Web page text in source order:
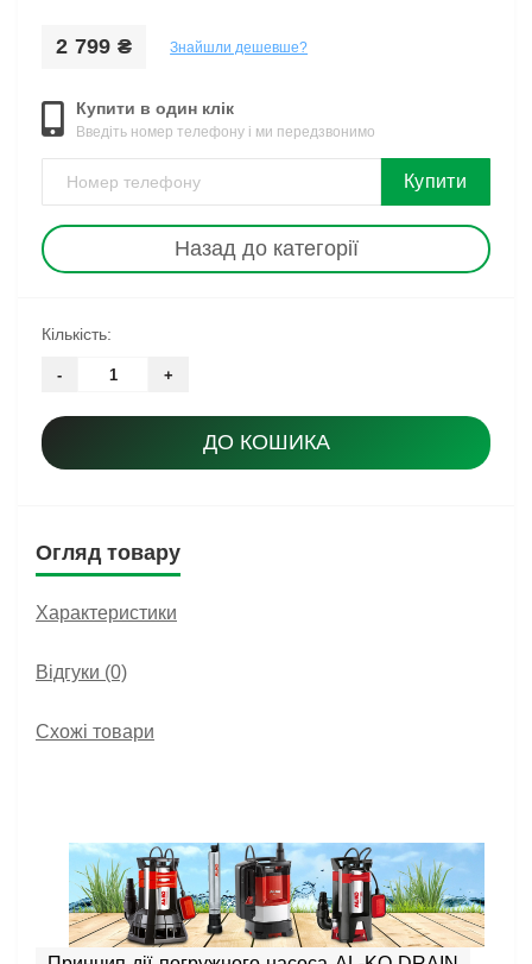
2 799 ₴ Знайшли дешевше?
Купити в один клік
Введіть номер телефону і ми передзвонимо
Купити
Назад до категорії
Кількість:
- +
ДО КОШИКА
Огляд товару
Характеристики
Відгуки (0)
Схожі товари